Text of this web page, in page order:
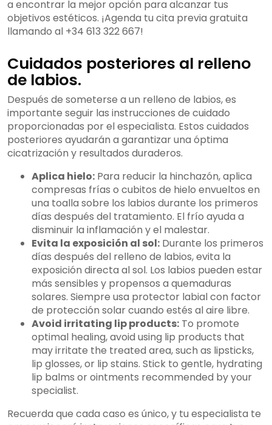
a encontrar la mejor opción para alcanzar tus
objetivos estéticos. ¡Agenda tu cita previa gratuita
llamando al +34 613 322 667!
Cuidados posteriores al relleno
de labios.
Después de someterse a un relleno de labios, es
importante seguir las instrucciones de cuidado
proporcionadas por el especialista. Estos cuidados
posteriores ayudarán a garantizar una óptima
cicatrización y resultados duraderos.
Aplica hielo: Para reducir la hinchazón, aplica
compresas frías o cubitos de hielo envueltos en
una toalla sobre los labios durante los primeros
días después del tratamiento. El frío ayuda a
disminuir la inflamación y el malestar.
Evita la exposición al sol: Durante los primeros
días después del relleno de labios, evita la
exposición directa al sol. Los labios pueden estar
más sensibles y propensos a quemaduras
solares. Siempre usa protector labial con factor
de protección solar cuando estés al aire libre.
Avoid irritating lip products: To promote
optimal healing, avoid using lip products that
may irritate the treated area, such as lipsticks,
lip glosses, or lip stains. Stick to gentle, hydrating
lip balms or ointments recommended by your
specialist.
Recuerda que cada caso es único, y tu especialista te